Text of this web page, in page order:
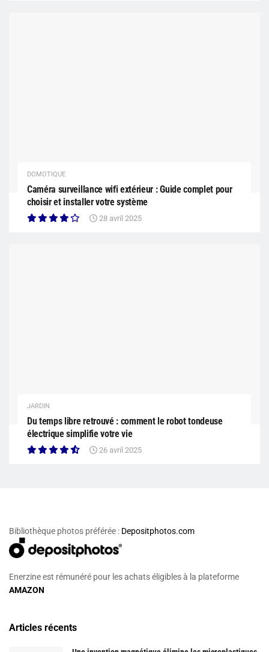
DOMOTIQUE
Caméra surveillance wifi extérieur : Guide complet pour
choisir et installer votre système
28 avril 2025
JARDIN
Du temps libre retrouvé : comment le robot tondeuse
électrique simplifie votre vie
26 avril 2025
Bibliothèque photos préférée : Depositphotos.com
Enerzine est rémunéré pour les achats éligibles à la plateforme
AMAZON
Articles récents